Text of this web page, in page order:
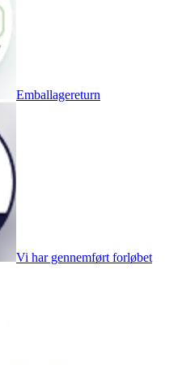
Emballagereturn
Vi har gennemført forløbet